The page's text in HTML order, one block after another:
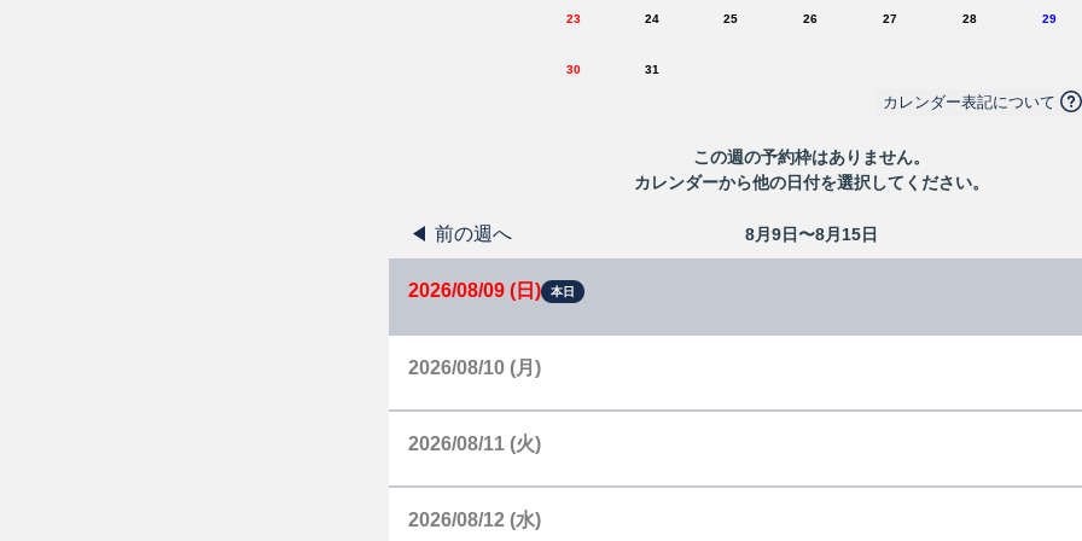
23 24 25 26 27 28 29
30 31
カレンダー表記について
この週の予約枠はありません。
カレンダーから他の日付を選択してください。
前の週へ 8月9日〜8月15日
2026/08/09 (日) 本日
2026/08/10 (月)
2026/08/11 (火)
2026/08/12 (水)